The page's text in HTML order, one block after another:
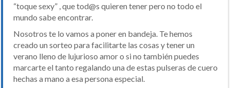
“toque sexy” , que tod@s quieren tener pero no todo el
mundo sabe encontrar.
Nosotros te lo vamos a poner en bandeja. Te hemos
creado un sorteo para facilitarte las cosas y tener un
verano lleno de lujurioso amor o si no también puedes
marcarte el tanto regalando una de estas pulseras de cuero
hechas a mano a esa persona especial.